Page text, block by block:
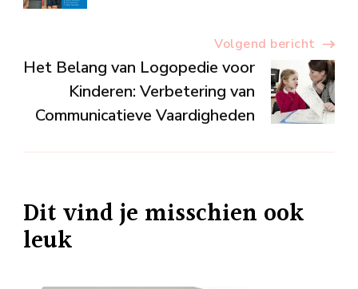
Volgend bericht
Het Belang van Logopedie voor
Kinderen: Verbetering van
Communicatieve Vaardigheden
Dit vind je misschien ook
leuk